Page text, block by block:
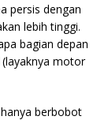
persis dengan
lebih tinggi.
bagian depan
motor
berbobot